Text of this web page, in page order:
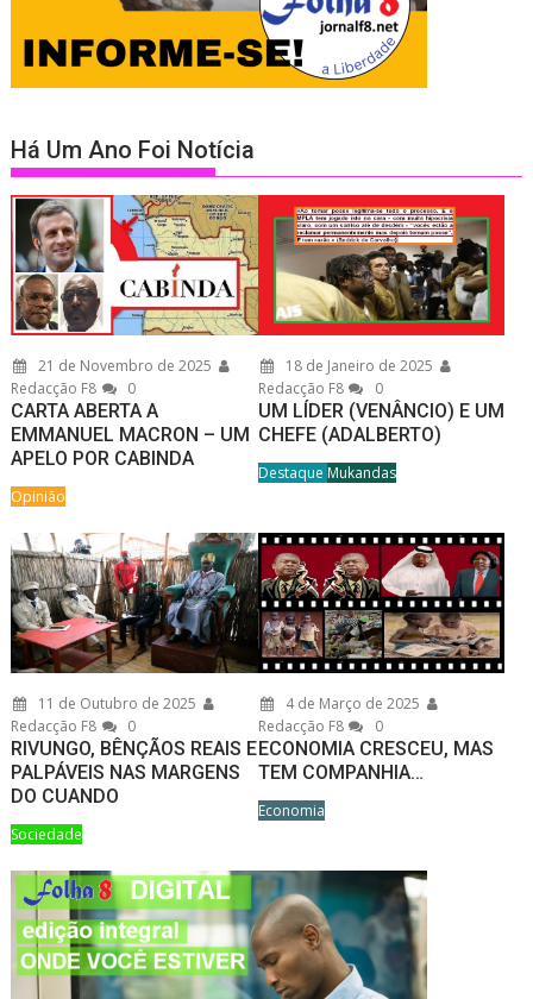
Há Um Ano Foi Notícia
21 de Novembro de 2025
Redacção F8
0
CARTA ABERTA A
EMMANUEL MACRON – UM
APELO POR CABINDA
Opinião
18 de Janeiro de 2025
Redacção F8
0
UM LÍDER (VENÂNCIO) E UM
CHEFE (ADALBERTO)
Destaque Mukandas
11 de Outubro de 2025
Redacção F8
0
RIVUNGO, BÊNÇÃOS REAIS E
PALPÁVEIS NAS MARGENS
DO CUANDO
Sociedade
4 de Março de 2025
Redacção F8
0
ECONOMIA CRESCEU, MAS
TEM COMPANHIA…
Economia